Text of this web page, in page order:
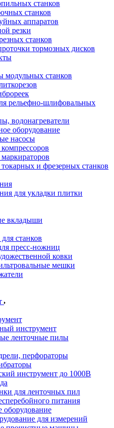
станков
станков
аппаратов
резки
станков
тормозных дисков
модульных станков
рельефно-шлифовальных
водонагреватели
оборудование
насосы
и фрезерных станков
для укладки плитки
вкладыши
станков
пресс-ножниц
ковки
мешки
инструмент
ленточные пилы
перфораторы
инструмент до 1000В
для ленточных пил
питания
оборудование
для измерений